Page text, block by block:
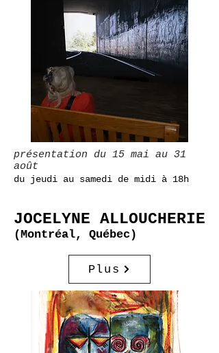
présentation du 15 mai au 31
août
du jeudi au samedi de midi à 18h
JOCELYNE ALLOUCHERIE
(Montréal, Québec)
Plus